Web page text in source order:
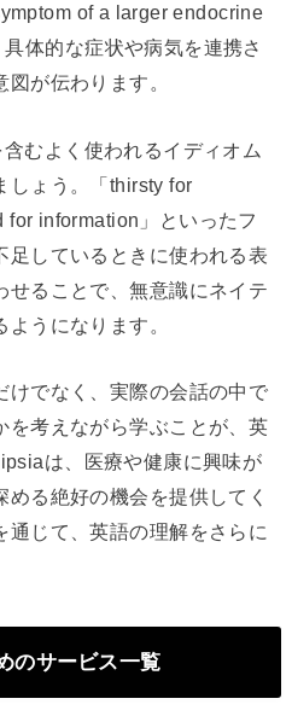
of a larger endocrine
体的な症状や病気を連携さ
が伝わります。
むよく使われるイディオム
しょう。「thirsty for
information」といったフ
足しているときに使われる表
せることで、無意識にネイテ
うになります。
けでなく、実際の会話の中で
を考えながら学ぶことが、英
は、医療や健康に興味が
る絶好の機会を提供してく
通じて、英語の理解をさらに
のサービス一覧